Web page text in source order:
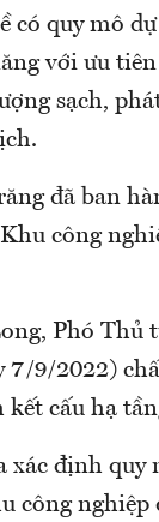
có quy mô
với ưu
sạch,
đã ban
công
Phó Thủ
7/9/2022)
kết cấu hạ
xác định
công nghiệp